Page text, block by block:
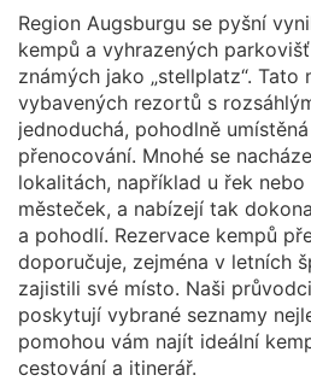
Region Augsburgu se pyšní
kempů a vyhrazených
známých jako „stellplatz“. Tato
vybavených rezortů s
jednoduchá, pohodlně
přenocování. Mnohé se
lokalitách, například u řek
městeček, a nabízejí tak
a pohodlí. Rezervace kempů
doporučuje, zejména v letních
zajistili své místo. Naši
poskytují vybrané seznamy
pomohou vám najít ideální
cestování a itinerář.